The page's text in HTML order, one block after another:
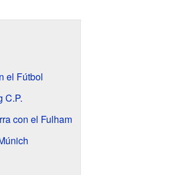
el Fútbol
C.P.
con el Fulham